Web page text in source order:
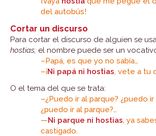
del autobús!
Cortar un discurso
Para cortar el discurso de alguien se
hostias; el nombre puede ser un
–Papá, es que yo no sabía…
–¡Ni papá ni hostias, vete a tu
O el tema del que se trata:
–¿Puedo ir al parque? ¿puedo ir
¿puedo ir al parque?…
—Ni parque ni hostias, ya
castigado.